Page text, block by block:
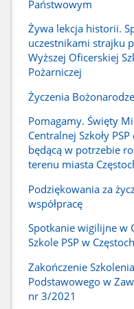
Państwowym
Żywa lekcja historii.
uczestnikami strajku
Wyższej Oficerskiej
Pożarniczej
Życzenia
Pomagamy. Święty
Centralnej Szkoły
będącą w potrzebie
terenu miasta
Podziękowania za
współpracę
Spotkanie wigilijne w
Szkole PSP w
Zakończenie Szkolenia
Podstawowego w
nr 3/2021